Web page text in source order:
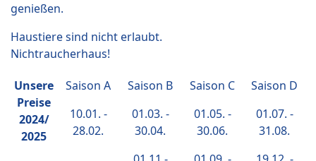
genießen.
Haustiere sind nicht erlaubt.
Nichtraucherhaus!
Unsere
Preise
2024/
2025
Saison A
10.01. -
28.02.
Saison B
01.03. -
30.04.
Saison C
01.05. -
30.06.
Saison D
01.07. -
31.08.